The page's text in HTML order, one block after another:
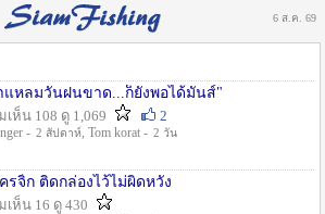
6 ส.ค. 69
แหลมวันฝนขาด...ก็ยังพอได้มันส์"
เห็น 108 ดู 1,069
2
- 2 สัปดาห์, Tom korat - 2 วัน
รจิ้ก ติดกล่องไว้ไม่ผิดหวัง
เห็น 16 ดู 430